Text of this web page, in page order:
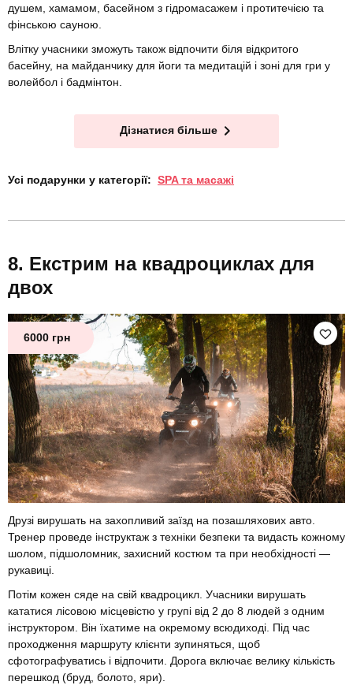
душем, хамамом, басейном з гідромасажем і протитечією та
фінською сауною.
Влітку учасники зможуть також відпочити біля відкритого
басейну, на майданчику для йоги та медитацій і зоні для гри у
волейбол і бадмінтон.
Дізнатися більше
Усі подарунки у категорії: SPA та масажі
Екстрим на квадроциклах для
двох
6000 грн
Друзі вирушать на захопливий заїзд на позашляхових авто.
Тренер проведе інструктаж з техніки безпеки та видасть кожному
шолом, підшоломник, захисний костюм та при необхідності —
рукавиці.
Потім кожен сяде на свій квадроцикл. Учасники вирушать
кататися лісовою місцевістю у групі від 2 до 8 людей з одним
інструктором. Він їхатиме на окремому всюдиході. Під час
проходження маршруту клієнти зупиняться, щоб
сфотографуватись і відпочити. Дорога включає велику кількість
перешкод (бруд, болото, яри).